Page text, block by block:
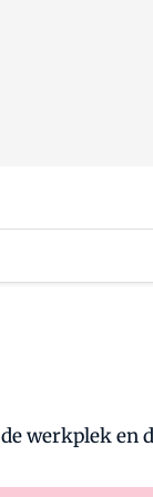
werkplek